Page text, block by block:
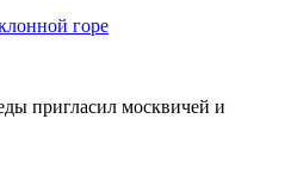
горе
пригласил москвичей и